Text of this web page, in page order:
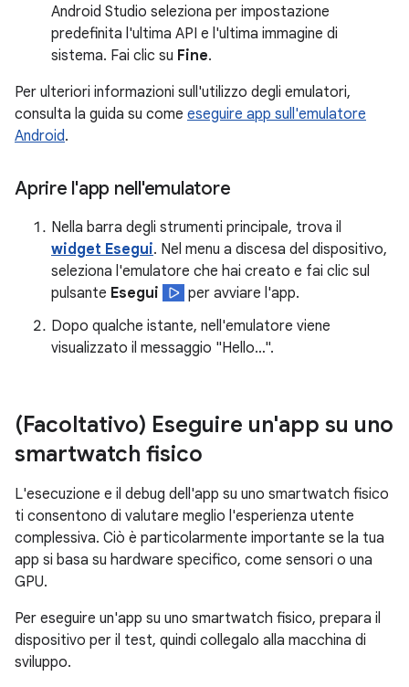
Android Studio seleziona per impostazione
predefinita l'ultima API e l'ultima immagine di
sistema. Fai clic su Fine.
Per ulteriori informazioni sull'utilizzo degli emulatori,
consulta la guida su come eseguire app sull'emulatore
Android.
Aprire l'app nell'emulatore
Nella barra degli strumenti principale, trova il
widget Esegui. Nel menu a discesa del dispositivo,
seleziona l'emulatore che hai creato e fai clic sul
pulsante Esegui
per avviare l'app.
Dopo qualche istante, nell'emulatore viene
visualizzato il messaggio "Hello…".
(Facoltativo) Eseguire un'app su uno
smartwatch fisico
L'esecuzione e il debug dell'app su uno smartwatch fisico
ti consentono di valutare meglio l'esperienza utente
complessiva. Ciò è particolarmente importante se la tua
app si basa su hardware specifico, come sensori o una
GPU.
Per eseguire un'app su uno smartwatch fisico, prepara il
dispositivo per il test, quindi collegalo alla macchina di
sviluppo.